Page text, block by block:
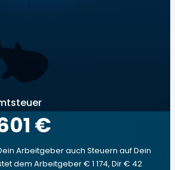
€
Arbeitgeber auch Steuern auf Dein
dem Arbeitgeber € 1 174, Dir € 42